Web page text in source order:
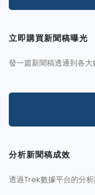
立即購買新聞稿曝光
發一篇新聞稿透通到各大
分析新聞稿成效
透過Trek數據平台的分